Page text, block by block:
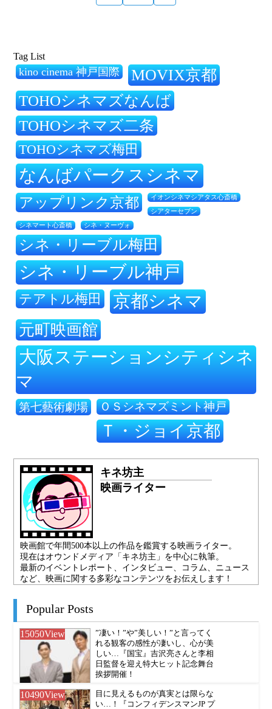
Tag List
kino cinema 神戸国際 MOVIX京都
TOHOシネマズなんば
TOHOシネマズ二条
TOHOシネマズ梅田
なんばパークスシネマ
アップリンク京都 イオンシネマシアタス心斎橋
シアターセブン
シネマート心斎橋 シネ・ヌーヴォ
シネ・リーブル梅田
シネ・リーブル神戸
テアトル梅田 京都シネマ
元町映画館
大阪ステーションシティシネ
マ
第七藝術劇場 ＯＳシネマズミント神戸
Ｔ・ジョイ京都
キネ坊主
映画ライター
映画館で年間500本以上の作品を鑑賞する映画ライター。
現在はオウンドメディア「キネ坊主」を中心に執筆。
最新のイベントレポート、インタビュー、コラム、ニュース
など、映画に関する多彩なコンテンツをお伝えします！
Popular Posts
15050View
”凄い！”や”美しい！”と言ってく
れる観客の感性が凄いし、心が美
しい…『国宝』吉沢亮さんと李相
日監督を迎え特大ヒット記念舞台
挨拶開催！
10490View
目に見えるものが真実とは限らな
い…！『コンフィデンスマンJP プ